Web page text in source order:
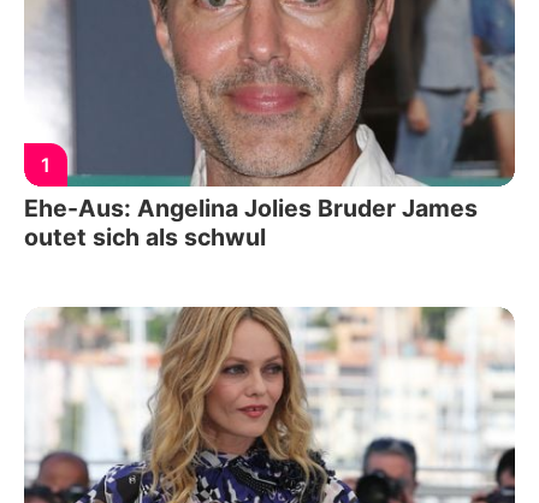
1
Ehe-Aus: Angelina Jolies Bruder James
outet sich als schwul